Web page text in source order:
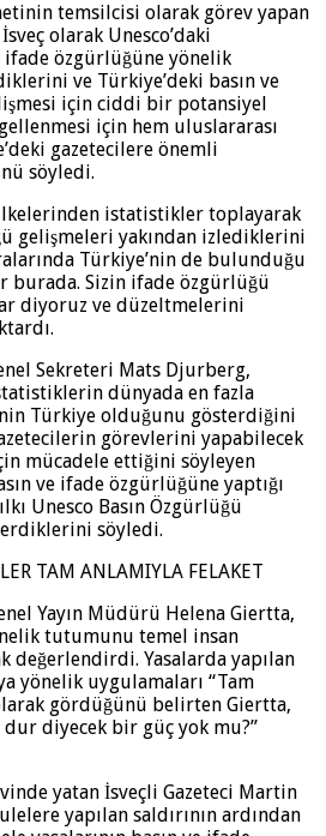
temsilcisi olarak görev yapan
olarak Unesco’daki
ifade özgürlüğüne yönelik
ve Türkiye’deki basın ve
için ciddi bir potansiyel
için hem uluslararası
gazetecilere önemli
söyledi.
istatistikler toplayarak
gelişmeleri yakından izlediklerini
Türkiye’nin de bulunduğu
burada. Sizin ifade özgürlüğü
diyoruz ve düzeltmelerini
Sekreteri Mats Djurberg,
dünyada en fazla
Türkiye olduğunu gösterdiğini
görevlerini yapabilecek
mücadele ettiğini söyleyen
ve ifade özgürlüğüne yaptığı
Unesco Basın Özgürlüğü
söyledi.
TAM ANLAMIYLA FELAKET
Yayın Müdürü Helena Giertta,
tutumunu temel insan
değerlendirdi. Yasalarda yapılan
yönelik uygulamaları “Tam
gördüğünü belirten Giertta,
diyecek bir güç yok mu?”
yatan İsveçli Gazeteci Martin
yapılan saldırının ardından